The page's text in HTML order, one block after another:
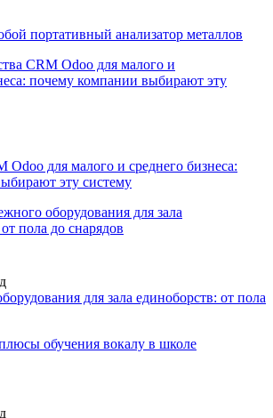
портативный анализатор металлов
для малого и среднего бизнеса:
эту систему
для зала единоборств: от пола